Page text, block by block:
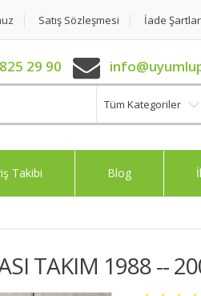
Satış Sözleşmesi İade
29 90
Tüm Kategoriler
Takibi Blog
TAKIM 1988 --